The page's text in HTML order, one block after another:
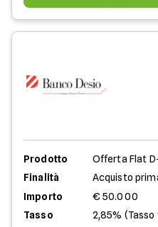
Prodotto
Offerta Flat
Finalità
Acquisto
Importo
€ 50.000
Tasso
2,85%